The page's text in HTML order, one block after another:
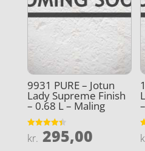
9931 PURE – Jotun
Lady Supreme Finish
– 0.68 L – Maling
Vurderet
4.4
kr. 295,00
4